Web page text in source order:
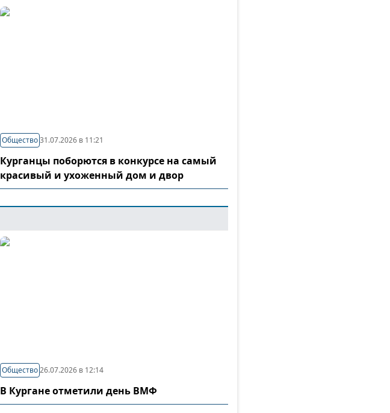
Общество 31.07.2026 в 11:21
Курганцы поборются в конкурсе на самый
красивый и ухоженный дом и двор
Общество 26.07.2026 в 12:14
В Кургане отметили день ВМФ